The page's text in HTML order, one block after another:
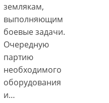
землякам,
выполняющим
боевые задачи.
Очередную
партию
необходимого
оборудования
и…